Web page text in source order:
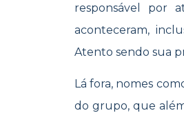
responsável por
aconteceram,
Atento sendo sua
Lá fora, nomes
do grupo, que